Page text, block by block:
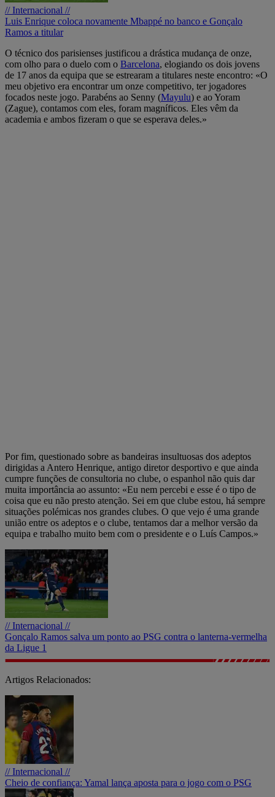
// Internacional //
Luis Enrique coloca novamente Mbappé no banco e Gonçalo
Ramos a titular
O técnico dos parisienses justificou a drástica mudança de onze,
com olho para o duelo com o Barcelona, elogiando os dois jovens
de 17 anos da equipa que se estrearam a titulares neste encontro: «O
meu objetivo era encontrar um onze competitivo, ter jogadores
focados neste jogo. Parabéns ao Senny (Mayulu) e ao Yoram
(Zague), contamos com eles, foram magníficos. Eles vêm da
academia e ambos fizeram o que se esperava deles.»
Por fim, questionado sobre as bandeiras insultuosas dos adeptos
dirigidas a Antero Henrique, antigo diretor desportivo e que ainda
cumpre funções de consultoria no clube, o espanhol não quis dar
muita importância ao assunto: «Eu nem percebi e esse é o tipo de
coisa que eu não presto atenção. Sei em que clube estou, há sempre
situações polémicas nos grandes clubes. O que vejo é uma grande
união entre os adeptos e o clube, tentamos dar a melhor versão da
equipa e trabalho muito bem com o presidente e o Luís Campos.»
// Internacional //
Gonçalo Ramos salva um ponto ao PSG contra o lanterna-vermelha
da Ligue 1
Artigos Relacionados:
// Internacional //
Cheio de confiança: Yamal lança aposta para o jogo com o PSG